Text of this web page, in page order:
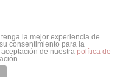
de Diseño Gráfico y Web
❥
la mejor experiencia de
consentimiento para la
de nuestra política de